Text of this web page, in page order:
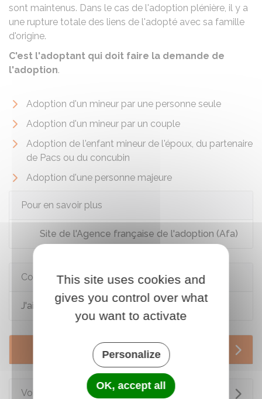
sont maintenus. Dans le cas de l'adoption plénière, il y a
une rupture totale des liens de l'adopté avec sa famille
d'origine.
C'est l'adoptant qui doit faire la demande de
l'adoption.
Adoption d'un mineur par une personne seule
Adoption d'un mineur par un couple
Adoption de l'enfant mineur de l'époux, du partenaire
de Pacs ou du concubin
Adoption d'une personne majeure
Pour en savoir plus
Site de l'Agence française de l'adoption (Afa)
Comment faire si...
J'ai besoin de faire garder mes enfants
Services en ligne et formulaires
Voir aussi
This site uses cookies and
gives you control over what
you want to activate
Personalize
OK, accept all